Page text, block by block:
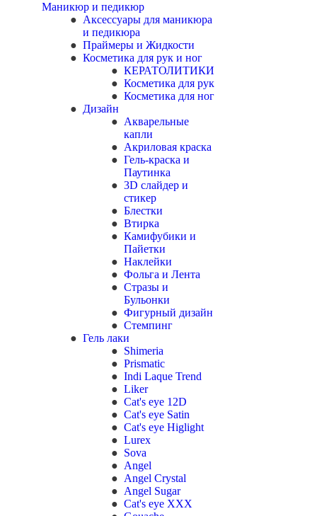
Маникюр и педикюр
Аксессуары для маникюра
и педикюра
Праймеры и Жидкости
Косметика для рук и ног
КЕРАТОЛИТИКИ
Косметика для рук
Косметика для ног
Дизайн
Акварельные
капли
Акриловая краска
Гель-краска и
Паутинка
3D слайдер и
стикер
Блестки
Втирка
Камифубики и
Пайетки
Наклейки
Фольга и Лента
Стразы и
Бульонки
Фигурный дизайн
Стемпинг
Гель лаки
Shimeria
Prismatic
Indi Laque Trend
Liker
Cat's eye 12D
Cat's eye Satin
Cat's eye Higlight
Lurex
Sova
Angel
Angel Crystal
Angel Sugar
Cat's eye XXX